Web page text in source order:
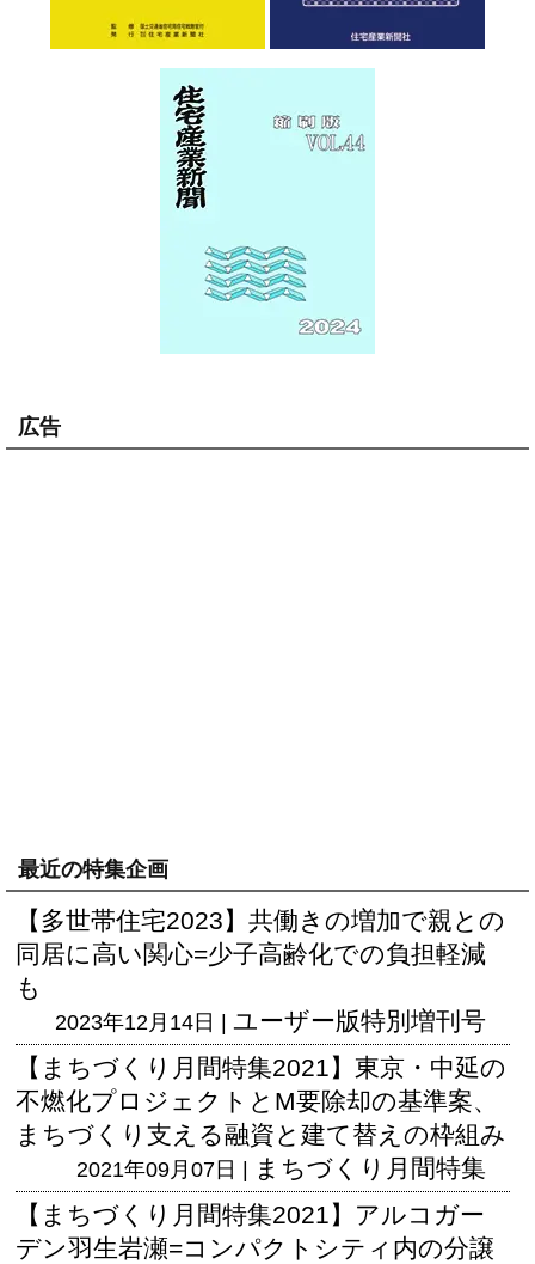
広告
最近の特集企画
【多世帯住宅2023】共働きの増加で親との
同居に高い関心=少子高齢化での負担軽減
も
2023年12月14日 | ユーザー版特別増刊号
【まちづくり月間特集2021】東京・中延の
不燃化プロジェクトとM要除却の基準案、
まちづくり支える融資と建て替えの枠組み
2021年09月07日 | まちづくり月間特集
【まちづくり月間特集2021】アルコガー
デン羽生岩瀬=コンパクトシティ内の分譲